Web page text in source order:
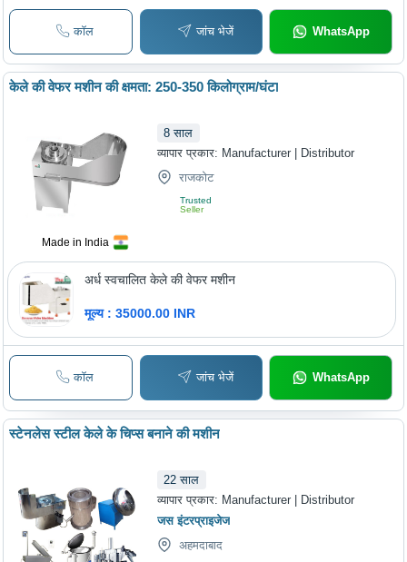
कॉल जांच भेजें WhatsApp
Made in India
केले की वेफर मशीन की क्षमता: 250-350 किलोग्राम/घंटा
8 साल
व्यापार प्रकार: Manufacturer | Distributor
राजकोट
Trusted
Seller
अर्ध स्वचालित केले की वेफर मशीन
मूल्य : 35000.00 INR
कॉल जांच भेजें WhatsApp
स्टेनलेस स्टील केले के चिप्स बनाने की मशीन
22 साल
व्यापार प्रकार: Manufacturer | Distributor
जस इंटरप्राइजेज
अहमदाबाद